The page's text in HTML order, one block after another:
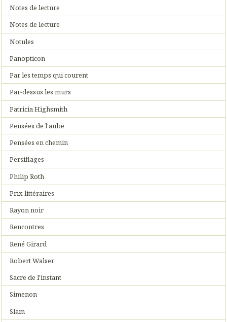
Notes de lecture
Notes de lecture
Notules
Panopticon
Par les temps qui courent
Par-dessus les murs
Patricia Highsmith
Pensées de l'aube
Pensées en chemin
Persiflages
Philip Roth
Prix littéraires
Rayon noir
Rencontres
René Girard
Robert Walser
Sacre de l'instant
Simenon
Slam